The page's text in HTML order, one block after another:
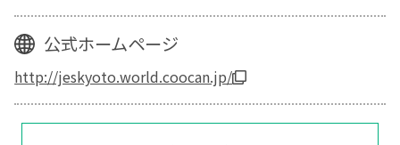
公式ホームページ
http://jeskyoto.world.coocan.jp/